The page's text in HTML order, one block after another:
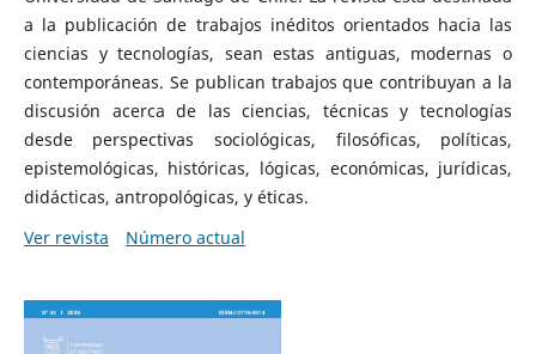
a la publicación de trabajos inéditos orientados hacia las
ciencias y tecnologías, sean estas antiguas, modernas o
contemporáneas. Se publican trabajos que contribuyan a la
discusión acerca de las ciencias, técnicas y tecnologías
desde perspectivas sociológicas, filosóficas, políticas,
epistemológicas, históricas, lógicas, económicas, jurídicas,
didácticas, antropológicas, y éticas.
Ver revista
Número actual